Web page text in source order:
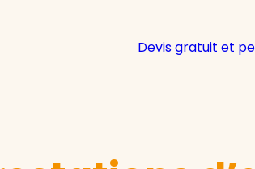
Devis gratuit et